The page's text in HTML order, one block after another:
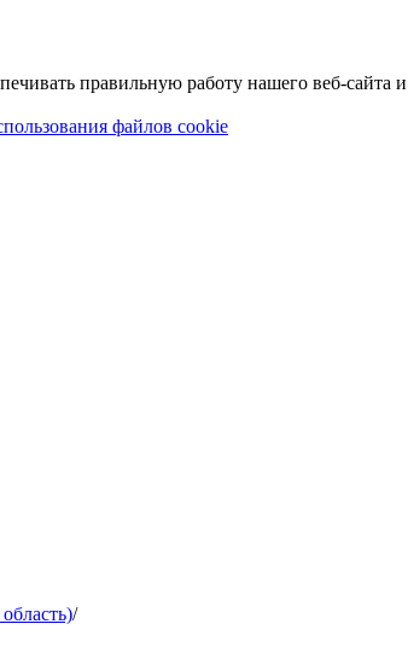
правильную работу нашего веб-сайта и
файлов cookie
/